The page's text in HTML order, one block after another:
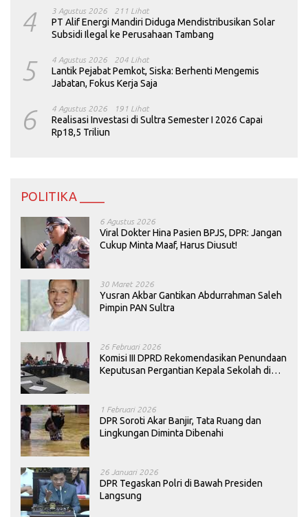
4 3 Agustus 2026 211 Lihat
PT Alif Energi Mandiri Diduga Mendistribusikan Solar
Subsidi Ilegal ke Perusahaan Tambang
5 4 Agustus 2026 204 Lihat
Lantik Pejabat Pemkot, Siska: Berhenti Mengemis
Jabatan, Fokus Kerja Saja
6 4 Agustus 2026 191 Lihat
Realisasi Investasi di Sultra Semester I 2026 Capai
Rp18,5 Triliun
POLITIKA ____
6 Agustus 2026
Viral Dokter Hina Pasien BPJS, DPR: Jangan
Cukup Minta Maaf, Harus Diusut!
30 Maret 2026
Yusran Akbar Gantikan Abdurrahman Saleh
Pimpin PAN Sultra
26 Februari 2026
Komisi III DPRD Rekomendasikan Penundaan
Keputusan Pergantian Kepala Sekolah di
1 Februari 2026
DPR Soroti Akar Banjir, Tata Ruang dan
Lingkungan Diminta Dibenahi
26 Januari 2026
DPR Tegaskan Polri di Bawah Presiden
Langsung